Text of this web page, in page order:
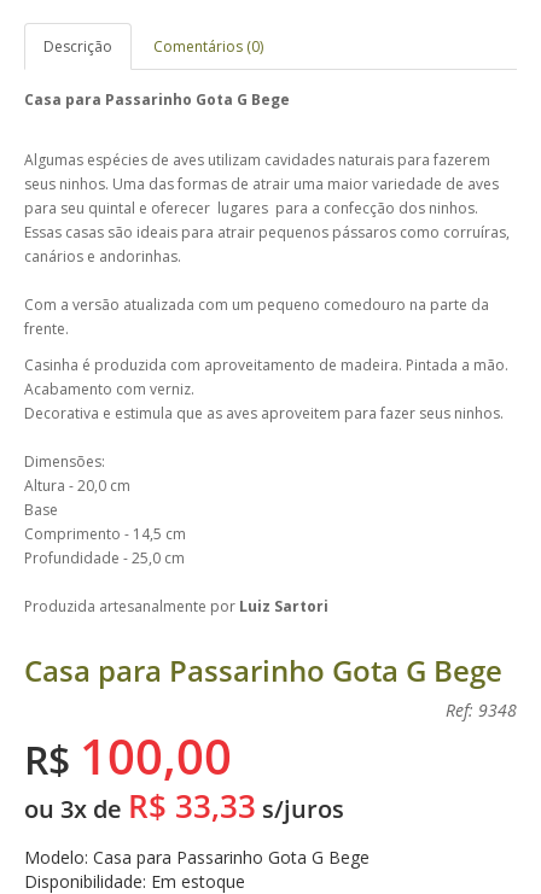
Descrição Comentários (0)
Casa para Passarinho Gota G Bege
Algumas espécies de aves utilizam cavidades naturais para fazerem
seus ninhos. Uma das formas de atrair uma maior variedade de aves
para seu quintal e oferecer lugares para a confecção dos ninhos.
Essas casas são ideais para atrair pequenos pássaros como corruíras,
canários e andorinhas.
Com a versão atualizada com um pequeno comedouro na parte da
frente.
Casinha é produzida com aproveitamento de madeira. Pintada a mão.
Acabamento com verniz.
Decorativa e estimula que as aves aproveitem para fazer seus ninhos.
Dimensões:
Altura - 20,0 cm
Base
Comprimento - 14,5 cm
Profundidade - 25,0 cm
Produzida artesanalmente por Luiz Sartori
Casa para Passarinho Gota G Bege
Ref: 9348
R$ 100,00
ou 3x de R$ 33,33 s/juros
Modelo: Casa para Passarinho Gota G Bege
Disponibilidade: Em estoque